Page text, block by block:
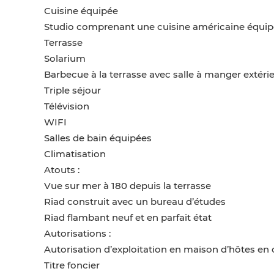
Cuisine équipée
Studio comprenant une cuisine américaine
Terrasse
Solarium
Barbecue à la terrasse avec salle à manger
Triple séjour
Télévision
WIFI
Salles de bain équipées
Climatisation
Atouts :
Vue sur mer à 180 depuis la terrasse
Riad construit avec un bureau d’études
Riad flambant neuf et en parfait état
Autorisations :
Autorisation d’exploitation en maison d’hôtes en
Titre foncier